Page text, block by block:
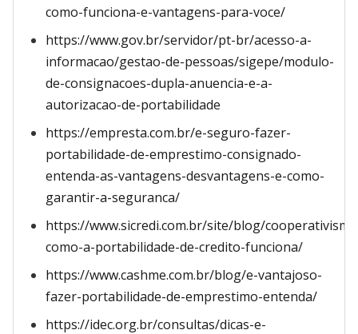
como-funciona-e-vantagens-para-voce/
https://www.gov.br/servidor/pt-br/acesso-a-
informacao/gestao-de-pessoas/sigepe/modulo-
de-consignacoes-dupla-anuencia-e-a-
autorizacao-de-portabilidade
https://empresta.com.br/e-seguro-fazer-
portabilidade-de-emprestimo-consignado-
entenda-as-vantagens-desvantagens-e-como-
garantir-a-seguranca/
https://www.sicredi.com.br/site/blog/
como-a-portabilidade-de-credito-funciona/
https://www.cashme.com.br/blog/e-vantajoso-
fazer-portabilidade-de-emprestimo-entenda/
https://idec.org.br/consultas/dicas-e-